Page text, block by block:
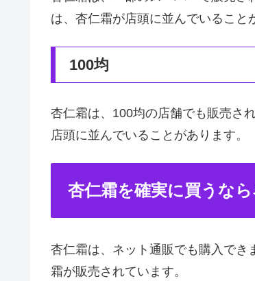
は、杏仁霜が店頭に並んでいること
100均
杏仁霜は、100均の店舗でも販売さ
店頭に並んでいることがあります。
杏仁霜を確実に買うな
杏仁霜は、ネット通販でも購入で
霜が販売されています。